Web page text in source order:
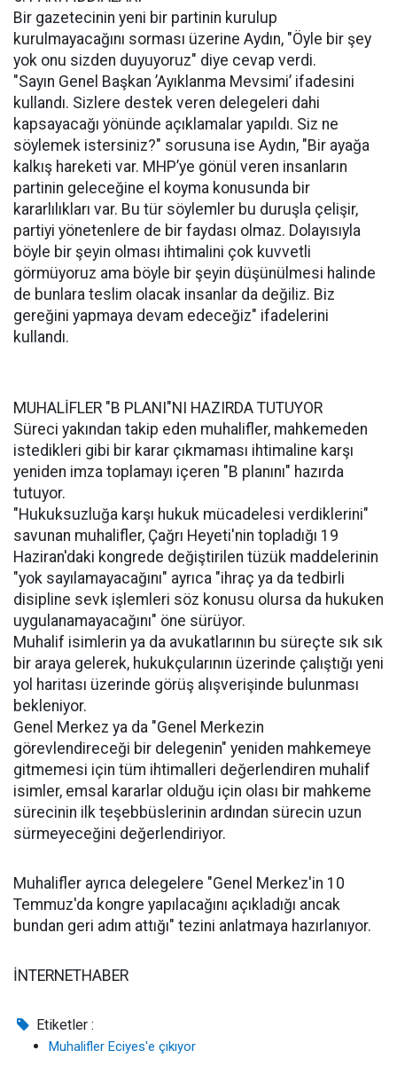
Bir gazetecinin yeni bir partinin kurulup
kurulmayacağını sorması üzerine Aydın, "Öyle bir şey
yok onu sizden duyuyoruz" diye cevap verdi.
"Sayın Genel Başkan ’Ayıklanma Mevsimi’ ifadesini
kullandı. Sizlere destek veren delegeleri dahi
kapsayacağı yönünde açıklamalar yapıldı. Siz ne
söylemek istersiniz?" sorusuna ise Aydın, "Bir ayağa
kalkış hareketi var. MHP’ye gönül veren insanların
partinin geleceğine el koyma konusunda bir
kararlılıkları var. Bu tür söylemler bu duruşla çelişir,
partiyi yönetenlere de bir faydası olmaz. Dolayısıyla
böyle bir şeyin olması ihtimalini çok kuvvetli
görmüyoruz ama böyle bir şeyin düşünülmesi halinde
de bunlara teslim olacak insanlar da değiliz. Biz
gereğini yapmaya devam edeceğiz" ifadelerini
kullandı.
MUHALİFLER "B PLANI"NI HAZIRDA TUTUYOR
Süreci yakından takip eden muhalifler, mahkemeden
istedikleri gibi bir karar çıkmaması ihtimaline karşı
yeniden imza toplamayı içeren "B planını" hazırda
tutuyor.
"Hukuksuzluğa karşı hukuk mücadelesi verdiklerini"
savunan muhalifler, Çağrı Heyeti'nin topladığı 19
Haziran'daki kongrede değiştirilen tüzük maddelerinin
"yok sayılamayacağını" ayrıca "ihraç ya da tedbirli
disipline sevk işlemleri söz konusu olursa da hukuken
uygulanamayacağını" öne sürüyor.
Muhalif isimlerin ya da avukatlarının bu süreçte sık sık
bir araya gelerek, hukukçularının üzerinde çalıştığı yeni
yol haritası üzerinde görüş alışverişinde bulunması
bekleniyor.
Genel Merkez ya da "Genel Merkezin
görevlendireceği bir delegenin" yeniden mahkemeye
gitmemesi için tüm ihtimalleri değerlendiren muhalif
isimler, emsal kararlar olduğu için olası bir mahkeme
sürecinin ilk teşebbüslerinin ardından sürecin uzun
sürmeyeceğini değerlendiriyor.
Muhalifler ayrıca delegelere "Genel Merkez'in 10
Temmuz'da kongre yapılacağını açıkladığı ancak
bundan geri adım attığı" tezini anlatmaya hazırlanıyor.
İNTERNETHABER
Etiketler :
Muhalifler Eciyes'e çıkıyor